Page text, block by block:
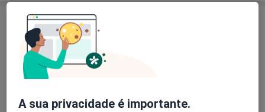
Especialistas
Dr. Flávio Henrique Prézia Paiva
A sua privacidade é importante.